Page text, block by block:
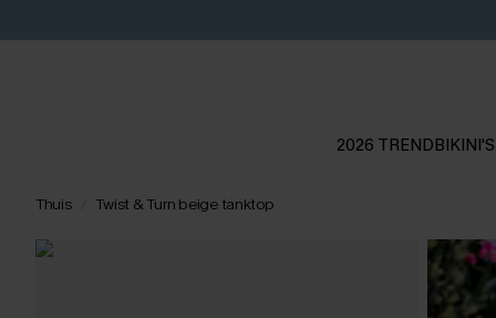
2026 TRENDBIKINI'S
Thuis Twist & Turn beige tanktop